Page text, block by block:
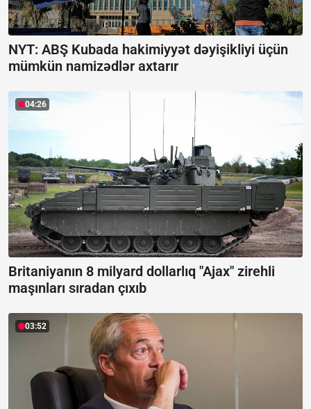
NYT: ABŞ Kubada hakimiyyət dəyişikliyi üçün
mümkün namizədlər axtarır
04:26
Britaniyanın 8 milyard dollarlıq "Ajax" zirehli
maşınları sıradan çıxıb
03:52